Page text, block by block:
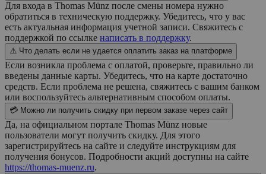
Для входа в Thomas Münz после смены номера нужно
обратиться в техническую поддержку. Убедитесь, что у вас
есть актуальная информация учетной записи. Свяжитесь с
поддержкой по ссылке написать в поддержку.
⚠️ Что делать если не удается оплатить заказ на платформе
Если возникла проблема с оплатой, проверьте, правильно ли
введены данные карты. Убедитесь, что на карте достаточно
средств. Если проблема не решена, свяжитесь с вашим банком
или воспользуйтесь альтернативным способом оплаты.
💳 Можно ли получить скидку при первом заказе через сайт
Да, на официальном портале Thomas Münz новые
пользователи могут получить скидку. Для этого
зарегистрируйтесь на сайте и следуйте инструкциям для
получения бонусов. Подробности акций доступны на сайте
https://thomas-muenz.ru.